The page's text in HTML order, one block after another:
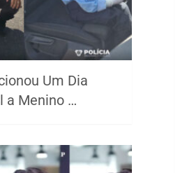
Um Dia
a Menino …